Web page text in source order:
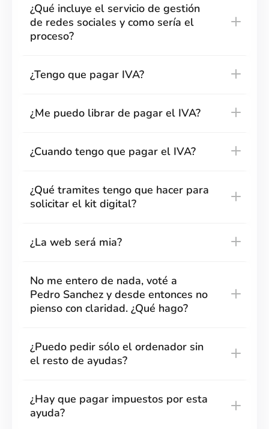
¿Qué incluye el servicio de gestión
de redes sociales y como sería el
proceso?
¿Tengo que pagar IVA?
¿Me puedo librar de pagar el IVA?
¿Cuando tengo que pagar el IVA?
¿Qué tramites tengo que hacer para
solicitar el kit digital?
¿La web será mia?
No me entero de nada, voté a
Pedro Sanchez y desde entonces no
pienso con claridad. ¿Qué hago?
¿Puedo pedir sólo el ordenador sin
el resto de ayudas?
¿Hay que pagar impuestos por esta
ayuda?